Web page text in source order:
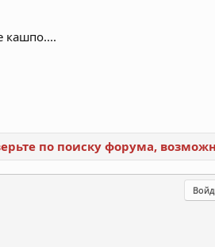
кашпо....
по поиску форума,